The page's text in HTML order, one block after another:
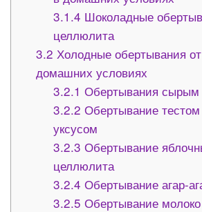
3.1.4 Шоколадные
целлюлита
3.2 Холодные обертывания
домашних условиях
3.2.1 Обертывания сырым
3.2.2 Обертывание
уксусом
3.2.3 Обертывание
целлюлита
3.2.4 Обертывание агар-
3.2.5 Обертывание